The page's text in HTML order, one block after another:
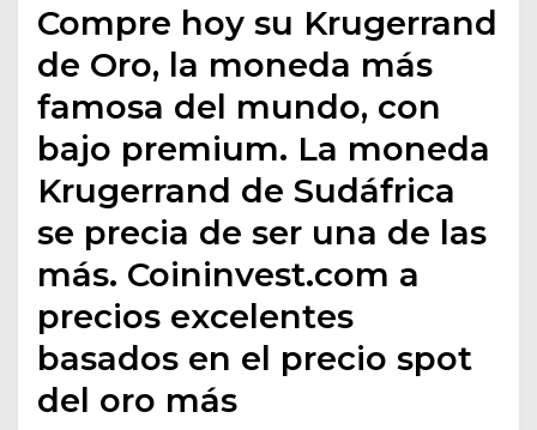
Compre hoy su Krugerrand
de Oro, la moneda más
famosa del mundo, con
bajo premium. La moneda
Krugerrand de Sudáfrica
se precia de ser una de las
más. Coininvest.com a
precios excelentes
basados en el precio spot
del oro más